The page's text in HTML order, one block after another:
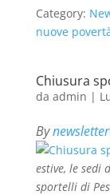
Category:
nuove
Chiusura
da admin |
By
estive, le sedi
sportelli di